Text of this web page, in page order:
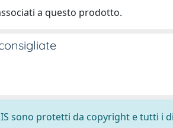
a questo prodotto.
sono protetti da copyright e tutti i